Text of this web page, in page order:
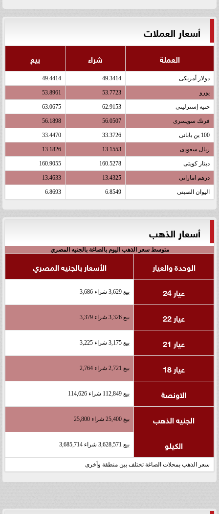
أسعار العملات
العملة شراء بيع
دولار أمريكى 49.3414
49.4414
يورو 53.7723
53.8961
جنيه إسترلينى 62.9153
63.0675
فرنك سويسرى 56.0507
56.1898
100 ين يابانى 33.3726
33.4470
ريال سعودى 13.1553
13.1826
دينار كويتى 160.5278
160.9055
درهم اماراتى 13.4325
13.4633
اليوان الصينى 6.8549
6.8693
أسعار الذهب
متوسط سعر الذهب اليوم بالصاغة بالجنيه المصري
الوحدة والعيار
الأسعار بالجنيه المصري
عيار 24
بيع 3,629 شراء 3,686
عيار 22 بيع 3,326 شراء 3,379
عيار 21 بيع 3,175 شراء 3,225
عيار 18 بيع 2,721 شراء 2,764
الاونصة بيع 112,849 شراء 114,626
الجنيه الذهب بيع 25,400 شراء 25,800
الكيلو بيع 3,628,571 شراء 3,685,714
سعر الذهب بمحلات الصاغة تختلف بين منطقة وأخرى